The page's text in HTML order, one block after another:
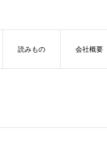
読みもの 会社概要